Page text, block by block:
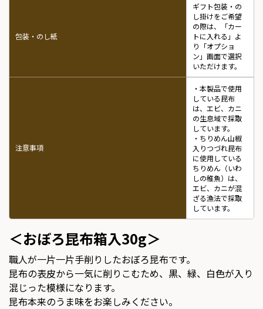
包装・のし紙
ギフト包装・の
し掛けをご希望
の際は、「カー
トに入れる」よ
り「オプショ
ン」画面で選択
いただけます。
注意事項
・本製品で使用
している昆布
は、エビ、カニ
の生息域で採取
しています。
・ちりめん山椒
入りつづれ昆布
に使用している
ちりめん（いわ
しの稚魚）は、
エビ、カニが混
ざる漁法で採取
しています。
＜おぼろ昆布箱入30g＞
職人が一片一片手削りしたおぼろ昆布です。
昆布の表皮から一気に削りこむため、黒、緑、白色が入り
混じった模様になります。
昆布本来のうま味をお楽しみください。